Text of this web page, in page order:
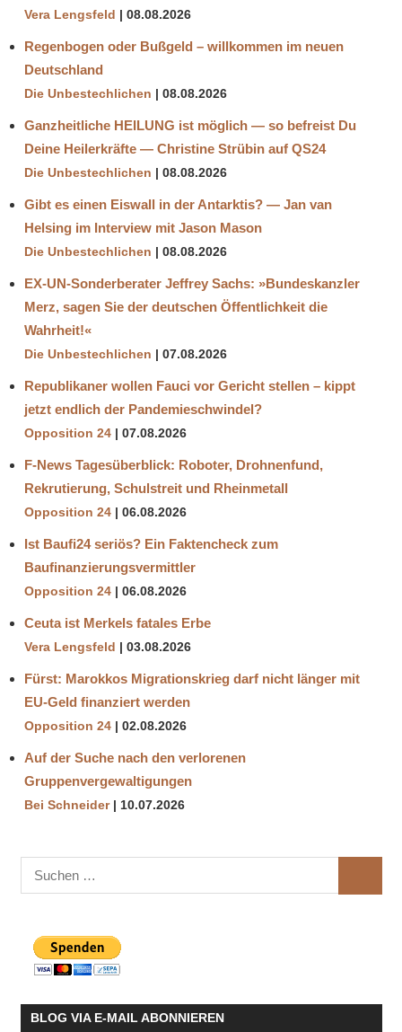
Vera Lengsfeld 08.08.2026
Regenbogen oder Bußgeld – willkommen im neuen
Deutschland
Die Unbestechlichen 08.08.2026
Ganzheitliche HEILUNG ist möglich — so befreist Du
Deine Heilerkräfte — Christine Strübin auf QS24
Die Unbestechlichen 08.08.2026
Gibt es einen Eiswall in der Antarktis? — Jan van
Helsing im Interview mit Jason Mason
Die Unbestechlichen 08.08.2026
EX-UN-Sonderberater Jeffrey Sachs: »Bundeskanzler
Merz, sagen Sie der deutschen Öffentlichkeit die
Wahrheit!«
Die Unbestechlichen 07.08.2026
Republikaner wollen Fauci vor Gericht stellen – kippt
jetzt endlich der Pandemieschwindel?
Opposition 24 07.08.2026
F-News Tagesüberblick: Roboter, Drohnenfund,
Rekrutierung, Schulstreit und Rheinmetall
Opposition 24 06.08.2026
Ist Baufi24 seriös? Ein Faktencheck zum
Baufinanzierungsvermittler
Opposition 24 06.08.2026
Ceuta ist Merkels fatales Erbe
Vera Lengsfeld 03.08.2026
Fürst: Marokkos Migrationskrieg darf nicht länger mit
EU-Geld finanziert werden
Opposition 24 02.08.2026
Auf der Suche nach den verlorenen
Gruppenvergewaltigungen
Bei Schneider 10.07.2026
Suchen
nach:
BLOG VIA E-MAIL ABONNIEREN